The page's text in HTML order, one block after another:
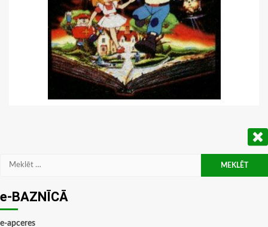
Meklēt:
e-BAZNĪCĀ
e-apceres